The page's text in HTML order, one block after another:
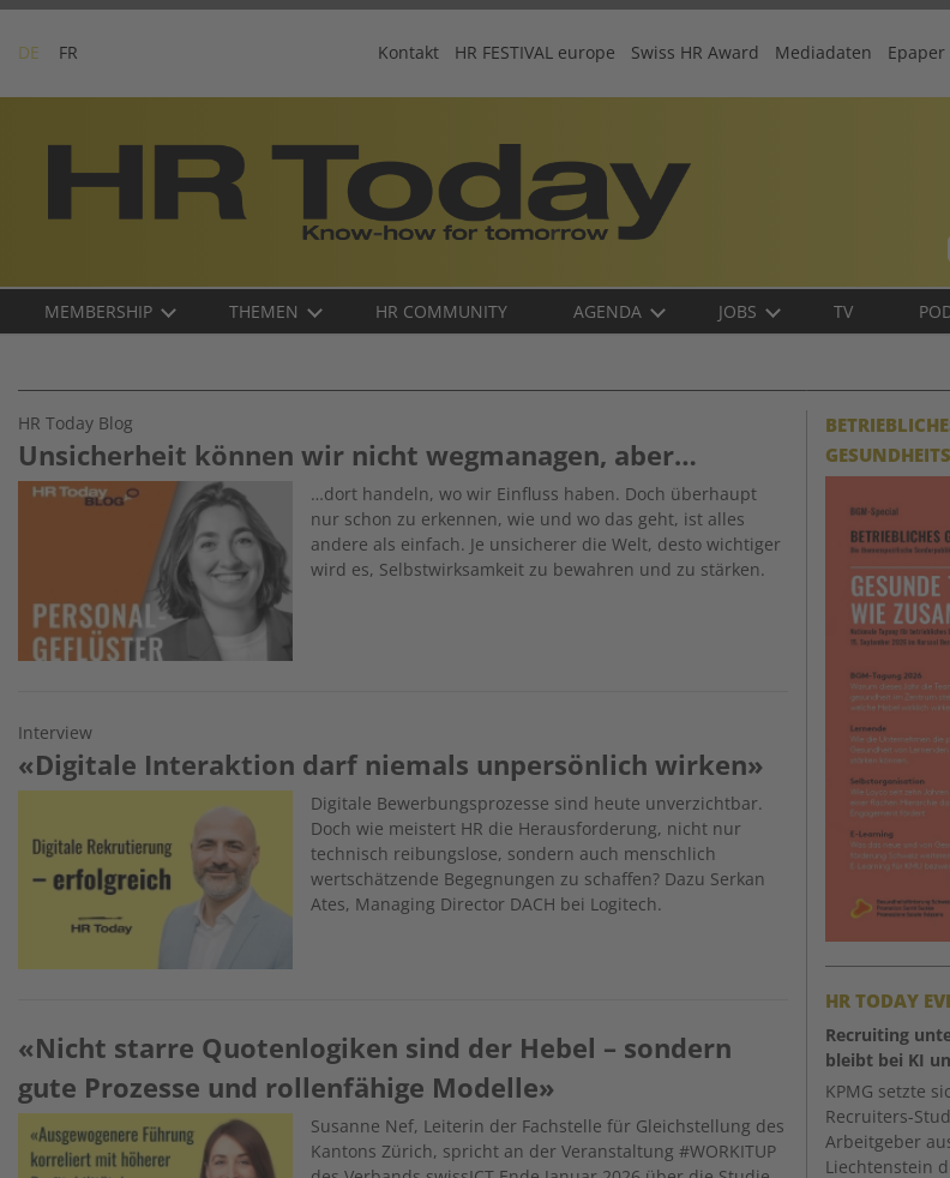
Skip
content
DE FR Kontakt HR FESTIVAL europe Swiss HR Award Mediadaten Epaper
Main
DE
MEMBERSHIP THEMEN HR COMMUNITY AGENDA JOBS TV
HR Today Blog
Unsicherheit können wir nicht wegmanagen, aber…
Image
…dort handeln, wo wir Einfluss haben. Doch überhaupt
nur schon zu erkennen, wie und wo das geht, ist alles
andere als einfach. Je unsicherer die Welt, desto wichtiger
wird es, Selbstwirksamkeit zu bewahren und zu stärken.
Interview
«Digitale Interaktion darf niemals unpersönlich wirken»
Digitale Bewerbungsprozesse sind heute unverzichtbar.
Doch wie meistert HR die Herausforderung, nicht nur
technisch reibungslose, sondern auch menschlich
wertschätzende Begegnungen zu schaffen? Dazu Serkan
Ates, Managing Director DACH bei Logitech.
«Nicht starre Quotenlogiken sind der Hebel – sondern
gute Prozesse und rollenfähige Modelle»
Image
Susanne Nef, Leiterin der Fachstelle für Gleichstellung des
Kantons Zürich, spricht an der Veranstaltung #WORKITUP
HR TODAY
Recruiting
bleibt bei KI
KPMG setzte
Recruiters-
Arbeitgeber
Liechtenstein